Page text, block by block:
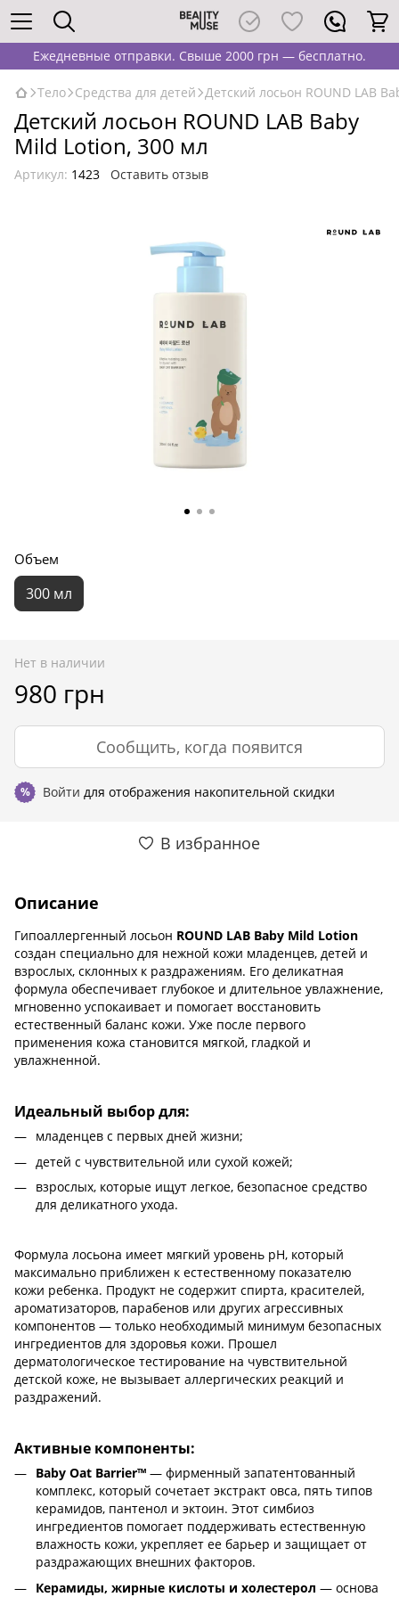
Ежедневные отправки. Свыше 2000 грн — бесплатно.
Тело Средства для детей Детский лосьон ROUND LAB
Детский лосьон ROUND LAB Baby
Mild Lotion, 300 мл
Артикул: 1423 Оставить отзыв
Объем
300 мл
Нет в наличии
980 грн
Сообщить, когда появится
% Войти для отображения накопительной скидки
В избранное
Описание
Гипоаллергенный лосьон ROUND LAB Baby Mild Lotion
создан специально для нежной кожи младенцев, детей и
взрослых, склонных к раздражениям. Его деликатная
формула обеспечивает глубокое и длительное увлажнение,
мгновенно успокаивает и помогает восстановить
естественный баланс кожи. Уже после первого
применения кожа становится мягкой, гладкой и
увлажненной.
Идеальный выбор для:
младенцев с первых дней жизни;
детей с чувствительной или сухой кожей;
взрослых, которые ищут легкое, безопасное средство
для деликатного ухода.
Формула лосьона имеет мягкий уровень pH, который
максимально приближен к естественному показателю
кожи ребенка. Продукт не содержит спирта, красителей,
ароматизаторов, парабенов или других агрессивных
компонентов — только необходимый минимум безопасных
ингредиентов для здоровья кожи. Прошел
дерматологическое тестирование на чувствительной
детской коже, не вызывает аллергических реакций и
раздражений.
Активные компоненты:
Baby Oat Barrier™ — фирменный запатентованный
комплекс, который сочетает экстракт овса, пять типов
керамидов, пантенол и эктоин. Этот симбиоз
ингредиентов помогает поддерживать естественную
влажность кожи, укрепляет ее барьер и защищает от
раздражающих внешних факторов.
Керамиды, жирные кислоты и холестерол — основа